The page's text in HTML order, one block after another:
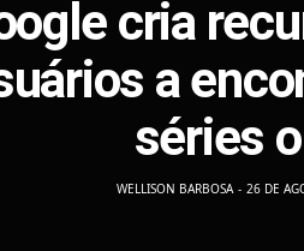
cria
a
séries
WELLISON BARBOSA 26 DE